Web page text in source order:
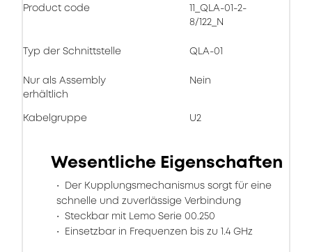
Product code
11_QLA-01-2-
8/122_N
Typ der Schnittstelle QLA-01
Nur als Assembly
erhältlich
Nein
Kabelgruppe U2
Wesentliche Eigenschaften
Der Kupplungsmechanismus sorgt für eine
schnelle und zuverlässige Verbindung
Steckbar mit Lemo Serie 00.250
Einsetzbar in Frequenzen bis zu 1.4 GHz